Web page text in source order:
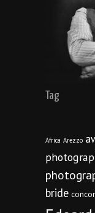
Tag
Africa Arezzo
bride